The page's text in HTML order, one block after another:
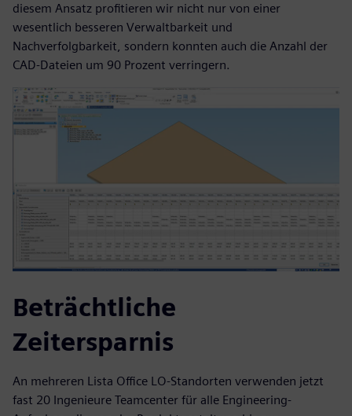
diesem Ansatz profitieren wir nicht nur von einer
wesentlich besseren Verwaltbarkeit und
Nachverfolgbarkeit, sondern konnten auch die Anzahl der
CAD-Dateien um 90 Prozent verringern.
Beträchtliche
Zeitersparnis
An mehreren Lista Office LO-Standorten verwenden jetzt
fast 20 Ingenieure Teamcenter für alle Engineering-